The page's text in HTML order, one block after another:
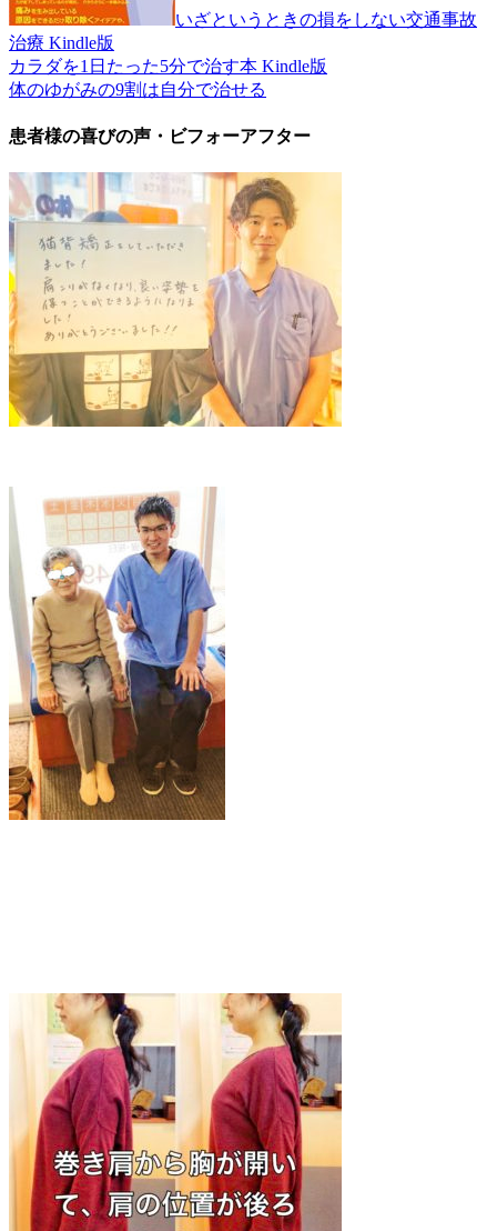
いざというときの損をしない交通事故
治療 Kindle版
カラダを1日たった5分で治す本 Kindle版
体のゆがみの9割は自分で治せる
患者様の喜びの声・ビフォーアフター